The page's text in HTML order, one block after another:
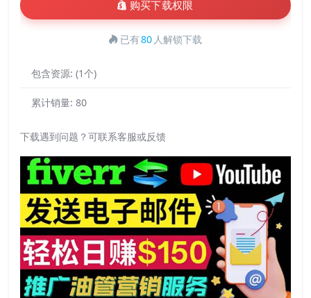
购买下载权限
已有80 人解锁下载
包含资源: (1个)
累计销量: 80
下载遇到问题？可联系客服或反馈